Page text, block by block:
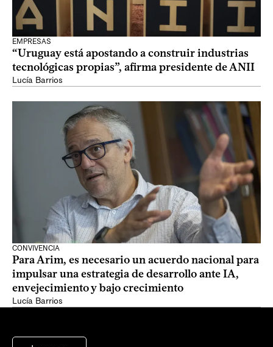
EMPRESAS
“Uruguay está apostando a construir industrias
tecnológicas propias”, afirma presidente de ANII
Lucía Barrios
CONVIVENCIA
Para Arim, es necesario un acuerdo nacional para
impulsar una estrategia de desarrollo ante IA,
envejecimiento y bajo crecimiento
Lucía Barrios